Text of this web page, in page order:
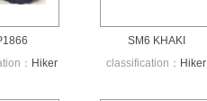
： Hiker
SM6 KHAKI
classification： Hiker